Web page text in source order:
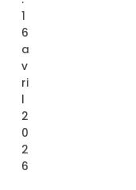
1
6
a
v
ri
l
2
0
2
6